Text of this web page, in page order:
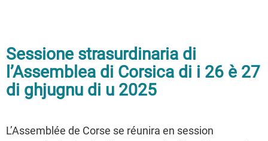
Sessione strasurdinaria di
l’Assemblea di Corsica di i 26 è 27
di ghjugnu di u 2025
L’Assemblée de Corse se réunira en session